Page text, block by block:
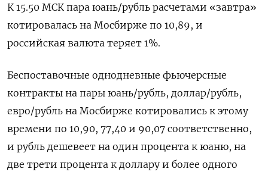
К 15.50 МСК пара юань/рубль расчетами «завтра»
котировалась на Мосбирже по 10,89, и
российская валюта теряет 1%.
Беспоставочные однодневные фьючерсные
контракты на пары юань/рубль, доллар/рубль,
евро/рубль на Мосбирже котировались к этому
времени по 10,90, 77,40 и 90,07 соответственно,
и рубль дешевеет на один процента к юаню, на
две трети процента к доллару и более одного